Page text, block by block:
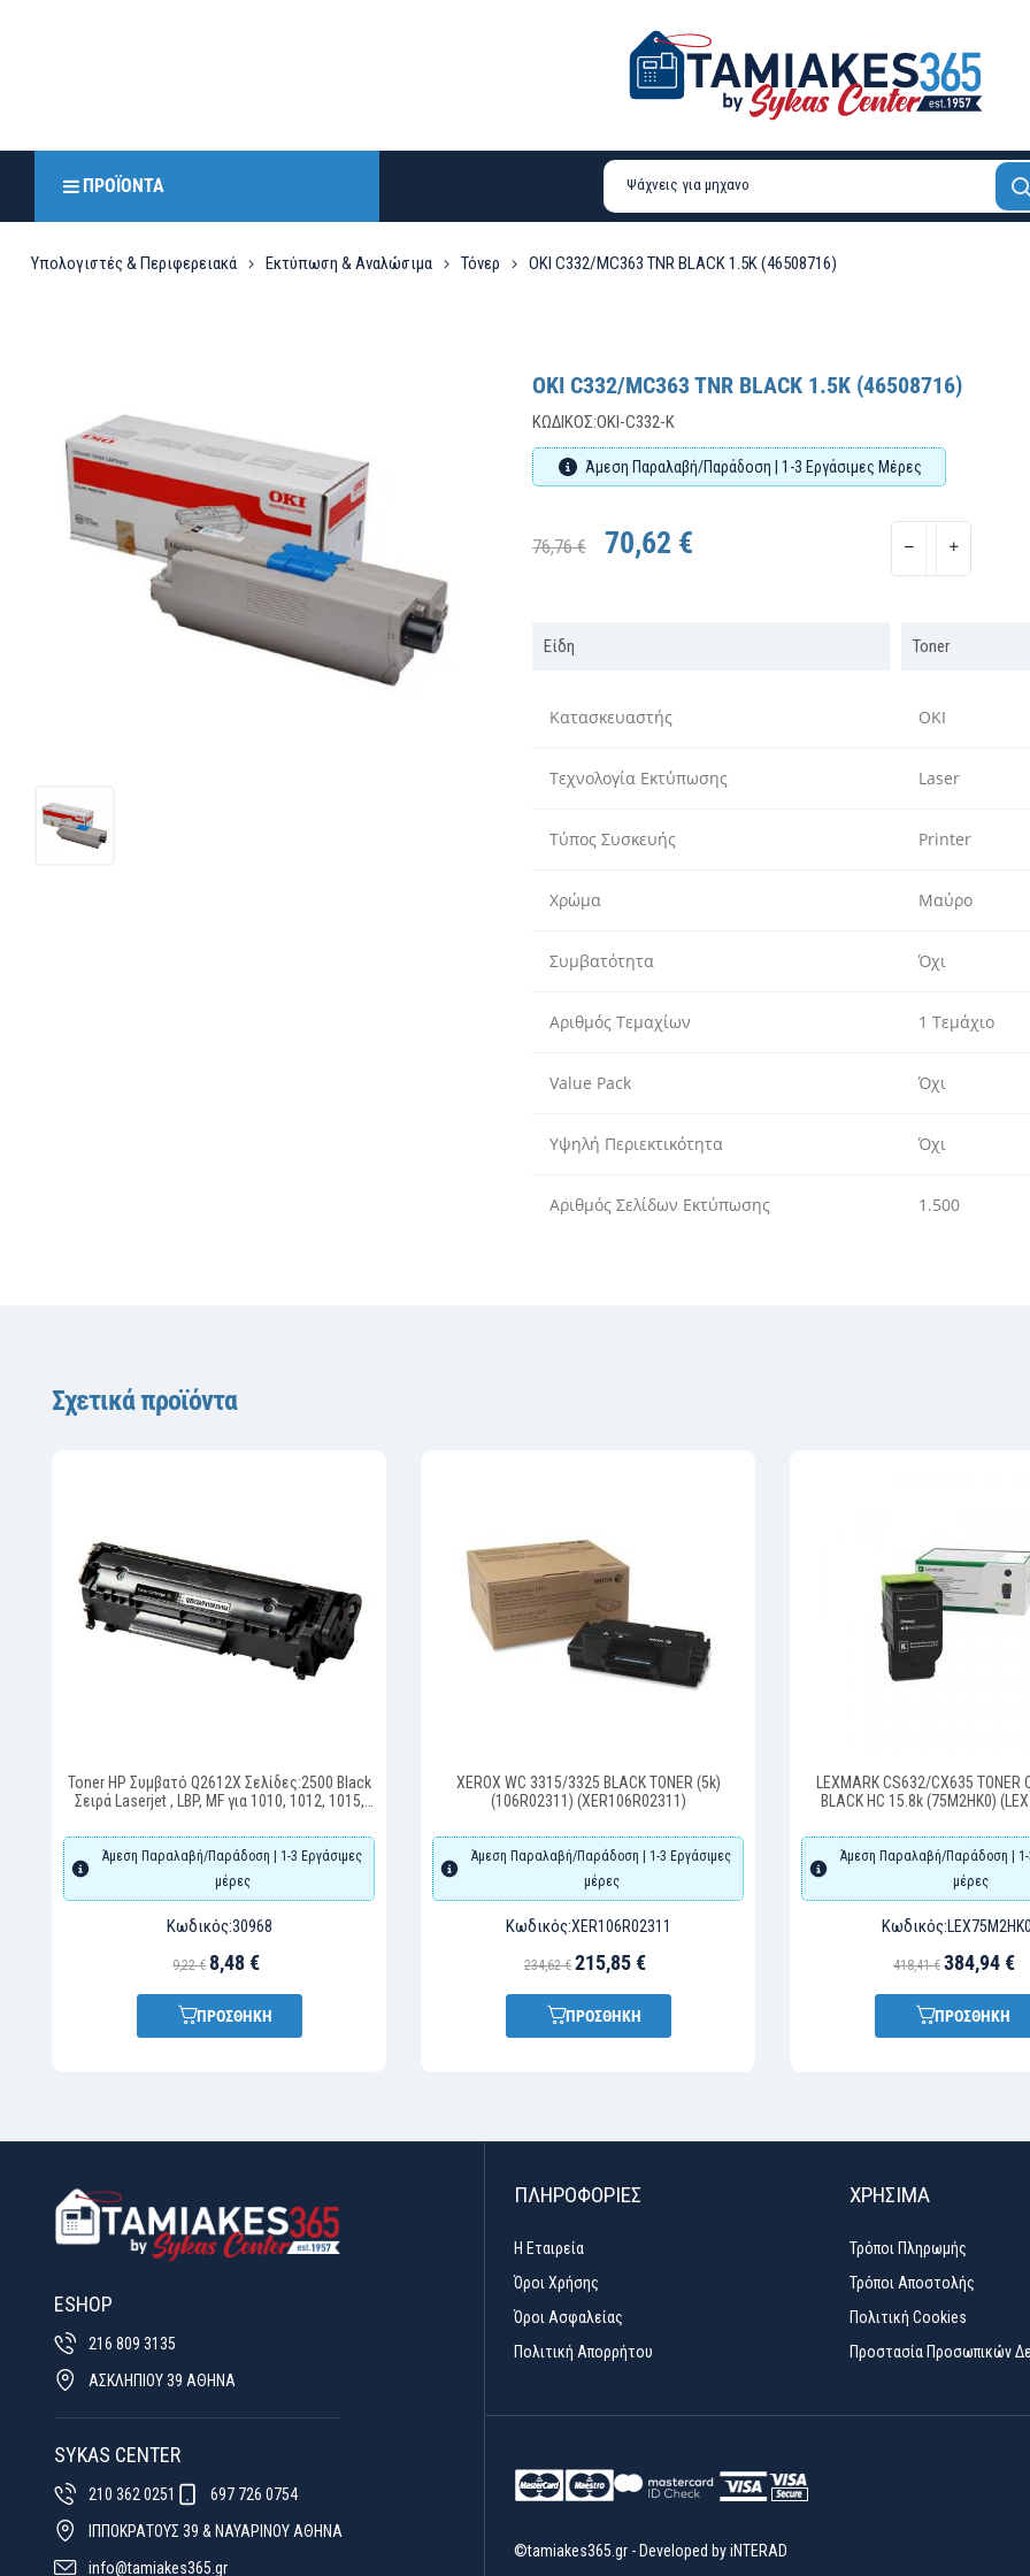
ΠΡΟΪΌΝΤΑ
Υπολογιστές & Περιφερειακά Εκτύπωση & Αναλώσιμα Τόνερ OKI C332/MC363 TNR BLACK 1.5K (46508716)
OKI C332/MC363 TNR BLACK 1.5K (46508716)
ΚΩΔΙΚΌΣ:OKI-C332-K
Άμεση Παραλαβή/Παράδοση | 1-3 Εργάσιμες Μέρες
76,76 € 70,62 €
Είδη Toner
Κατασκευαστής OKI
Τεχνολογία Εκτύπωσης Laser
Τύπος Συσκευής Printer
Xρώμα Μαύρο
Συμβατότητα Όχι
Αριθμός Τεμαχίων 1 Τεμάχιο
Value Pack Όχι
Υψηλή Περιεκτικότητα Όχι
Αριθμός Σελίδων Εκτύπωσης 1.500
Σχετικά προϊόντα
Toner HP Συμβατό Q2612X Σελίδες:2500 Black
Σειρά Laserjet , LBP, MF για 1010, 1012, 1015,
Άμεση Παραλαβή/Παράδοση | 1-3 Εργάσιμες
μέρες
Κωδικός:30968
9,22 € 8,48 €
ΠΡΟΣΘΗΚΗ
XEROX WC 3315/3325 BLACK TONER (5k)
(106R02311) (XER106R02311)
Άμεση Παραλαβή/Παράδοση | 1-3 Εργάσιμες
μέρες
Κωδικός:XER106R02311
234,62 € 215,85 €
ΠΡΟΣΘΗΚΗ
LEXMARK CS632/CX635 TONER
BLACK HC 15.8k (75M2HK0)
Άμεση Παραλαβή/Παράδοση | 1-
μέρες
Κωδικός:
418,41 € 384,94 €
ΠΡΟΣΘΗΚΗ
ESHOP
216 809 3135
ΑΣΚΛΗΠΙΟΥ 39 ΑΘΗΝΑ
SYKAS CENTER
210 362 0251
697 726 0754
ΙΠΠΟΚΡΑΤΟΥΣ 39 & ΝΑΥΑΡΙΝΟΥ ΑΘΗΝΑ
info@tamiakes365.gr
ΠΛΗΡΟΦΟΡΙΕΣ
Η Εταιρεία
Όροι Χρήσης
Όροι Ασφαλείας
Πολιτική Απορρήτου
ΧΡΉΣΙΜΑ
Τρόποι Πληρωμής
Τρόποι Αποστολής
Πολιτική Cookies
Προστασία Προσωπικών
©tamiakes365.gr - Developed byiNTERAD